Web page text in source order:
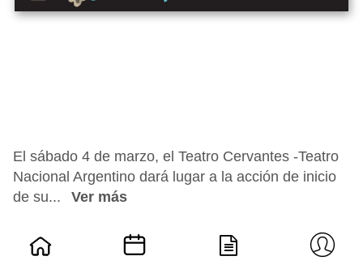
El sábado 4 de marzo, el Teatro Cervantes -Teatro
Nacional Argentino dará lugar a la acción de inicio
de su...
Ver más